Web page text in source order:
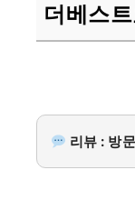
더베스
리뷰 : 방